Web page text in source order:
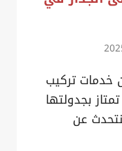
خدمات تركيب
بجدولتها
عن